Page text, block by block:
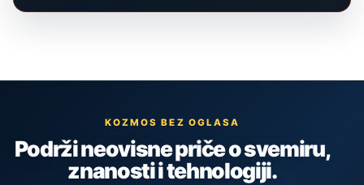
KOZMOS BEZ OGLASA
Podrži neovisne priče o svemiru,
znanosti i tehnologiji.